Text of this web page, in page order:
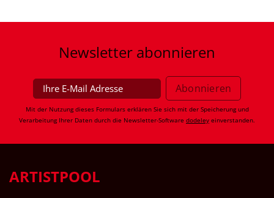
Newsletter abonnieren
Mit der Nutzung dieses Formulars erklären Sie sich mit der Speicherung und
Verarbeitung Ihrer Daten durch die Newsletter-Software dodeley einverstanden.
ARTISTPOOL